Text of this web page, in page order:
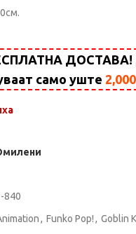
ДОСТАВА!
само уште
840
, Funko Pop!, Goblin